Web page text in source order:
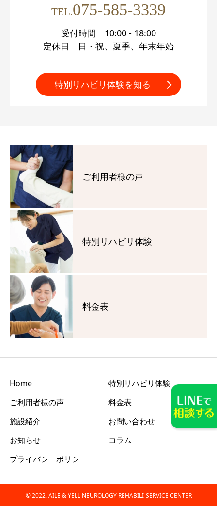
TEL.075-585-3339
受付時間 10:00 - 18:00
定休日 日・祝、夏季、年末年始
特別リハビリ体験を知る
ご利用者様の声
特別リハビリ体験
料金表
Home
特別リハビリ体験
ご利用者様の声
料金表
施設紹介
お問い合わせ
お知らせ
コラム
プライバシーポリシー
© 2022, AILE & YELL NEUROLOGY REHABILI-SERVICE CENTER